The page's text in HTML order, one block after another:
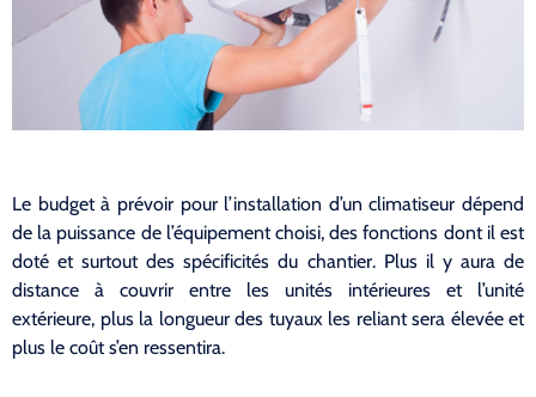
Le budget à prévoir pour l’installation d’un climatiseur dépend
de la puissance de l’équipement choisi, des fonctions dont il est
doté et surtout des spécificités du chantier. Plus il y aura de
distance à couvrir entre les unités intérieures et l’unité
extérieure, plus la longueur des tuyaux les reliant sera élevée et
plus le coût s’en ressentira.